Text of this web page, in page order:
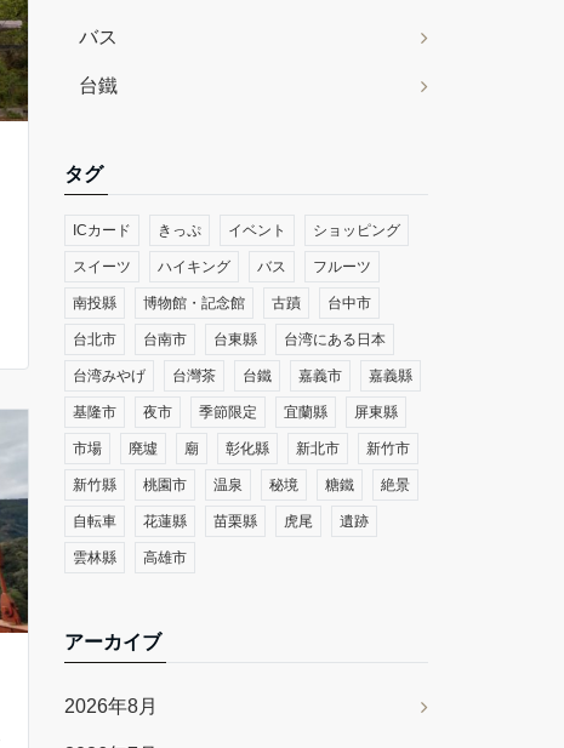
バス
台鐵
タグ
ICカード きっぷ イベント ショッピング
スイーツ ハイキング バス フルーツ
南投縣 博物館・記念館 古蹟 台中市
台北市 台南市 台東縣 台湾にある日本
台湾みやげ 台灣茶 台鐵 嘉義市 嘉義縣
基隆市 夜市 季節限定 宜蘭縣 屏東縣
市場 廃墟 廟 彰化縣 新北市 新竹市
新竹縣 桃園市 温泉 秘境 糖鐵 絶景
自転車 花蓮縣 苗栗縣 虎尾 遺跡
雲林縣 高雄市
アーカイブ
2026年8月